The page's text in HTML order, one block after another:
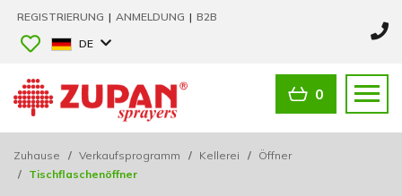
REGISTRIERUNG | ANMELDUNG | B2B
DE
0
Zuhause / Verkaufsprogramm / Kellerei / Öffner
/ Tischflaschenöffner